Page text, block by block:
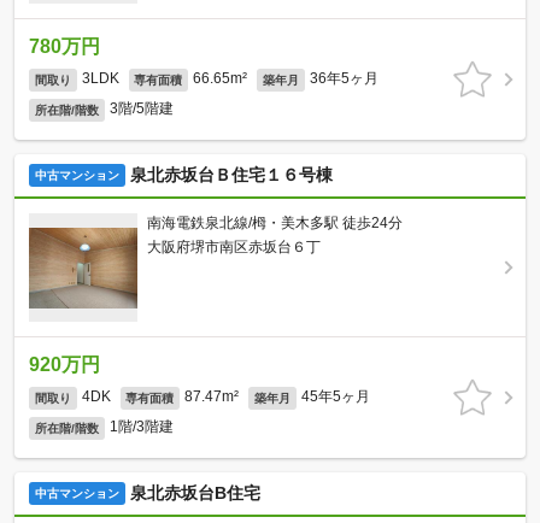
780万円
間取り 3LDK 専有面積 66.65m² 築年月 36年5ヶ月
所在階/階数 3階/5階建
中古マンション 泉北赤坂台Ｂ住宅１６号棟
南海電鉄泉北線/栂・美木多駅 徒歩24分
大阪府堺市南区赤坂台６丁
920万円
間取り 4DK 専有面積 87.47m² 築年月 45年5ヶ月
所在階/階数 1階/3階建
中古マンション 泉北赤坂台B住宅